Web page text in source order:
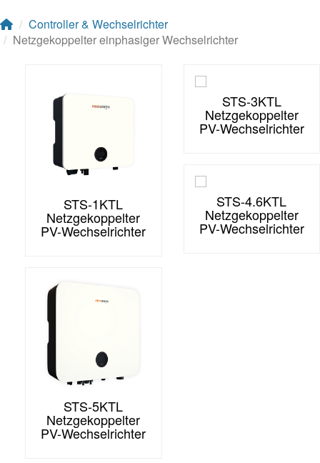
Controller & Wechselrichter
Netzgekoppelter einphasiger Wechselrichter
STS-1KTL
Netzgekoppelter
PV-Wechselrichter
STS-3KTL
Netzgekoppelter
PV-Wechselrichter
STS-4.6KTL
Netzgekoppelter
PV-Wechselrichter
STS-5KTL
Netzgekoppelter
PV-Wechselrichter